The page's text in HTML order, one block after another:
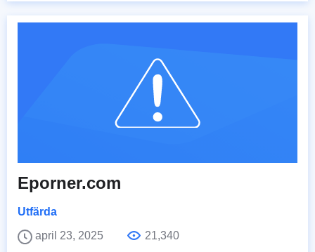
Eporner.com
Utfärda
april 23, 2025
21,340